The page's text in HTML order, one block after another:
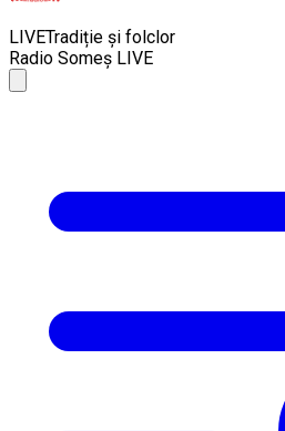
LIVETradiție și folclor
Radio Someș LIVE